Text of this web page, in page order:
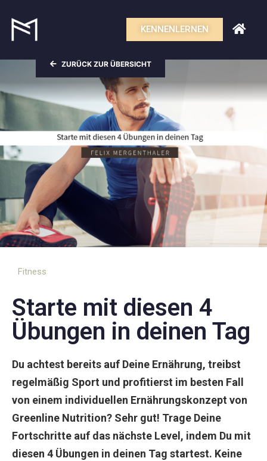
KENNENLERNEN
ZURÜCK ZUR ÜBERSICHT
Fitness
Starte mit diesen 4
Übungen in deinen Tag
Du achtest bereits auf Deine Ernährung, treibst
regelmäßig Sport und profitierst im besten Fall
von einem individuellen Ernährungskonzept von
Greenline Nutrition? Sehr gut! Trage Deine
Fortschritte auf das nächste Level, indem Du mit
diesen 4 Übungen in deinen Tag startest. Keine